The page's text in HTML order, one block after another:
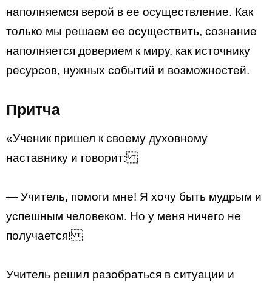
наполняемся верой в ее осуществление. Как
только мы решаем ее осуществить, сознание
наполняется доверием к миру, как источнику
ресурсов, нужных событий и возможностей.
Притча
«Ученик пришел к своему духовному
наставнику и говорит:
— Учитель, помоги мне! Я хочу быть мудрым и
успешным человеком. Но у меня ничего не
получается!
Учитель решил разобраться в ситуации и